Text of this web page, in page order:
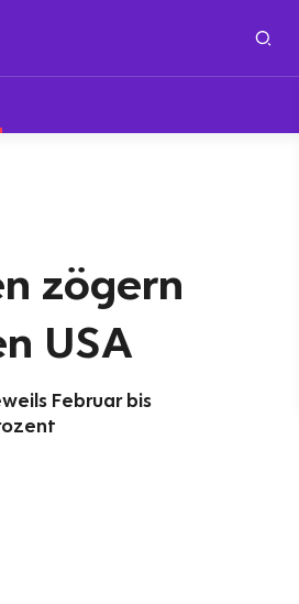
zögern
USA
Februar bis